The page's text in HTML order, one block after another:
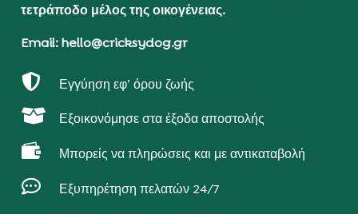
τετράποδο μέλος της οικογένειας.
Email: hello@cricksydog.gr
 Εγγύηση εφ’ όρου ζωής
 Εξοικονόμησε στα έξοδα αποστολής
 Μπορείς να πληρώσεις και με αντικαταβολή
 Εξυπηρέτηση πελατών 24/7